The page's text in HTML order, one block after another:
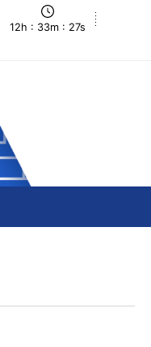
12h : 33m : 27s